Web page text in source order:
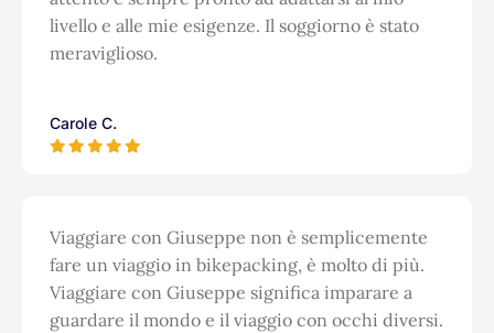
livello e alle mie esigenze. Il soggiorno è stato
meraviglioso.
Carole C.
Viaggiare con Giuseppe non è semplicemente
fare un viaggio in bikepacking, è molto di più.
Viaggiare con Giuseppe significa imparare a
guardare il mondo e il viaggio con occhi diversi.